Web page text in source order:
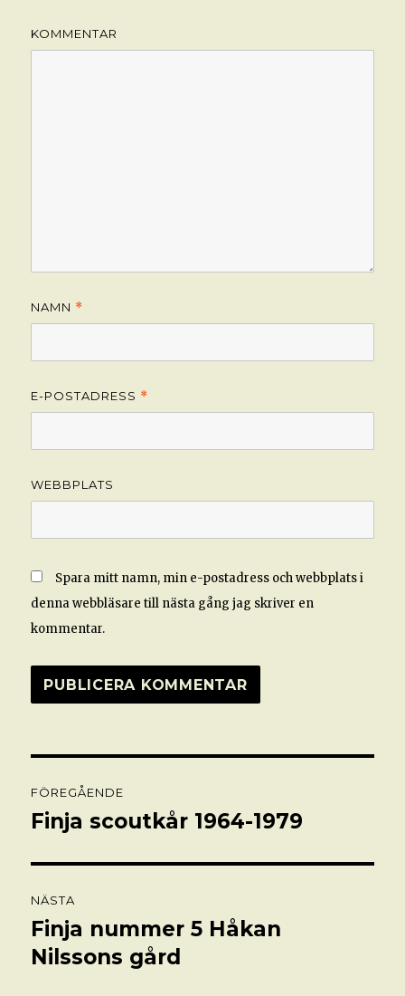
KOMMENTAR
NAMN *
E-POSTADRESS *
WEBBPLATS
Spara mitt namn, min e-postadress och webbplats i
denna webbläsare till nästa gång jag skriver en
kommentar.
FÖREGÅENDE
Föregående
Finja scoutkår 1964-1979
NÄSTA
Nästa
inlägg:
Finja nummer 5 Håkan
Nilssons gård